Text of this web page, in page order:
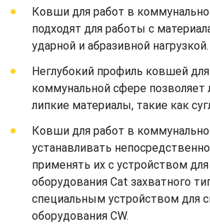
Ковши для работ в
подходят для работы с
ударной и абразивной нагрузкой.
Неглубокий профиль ковшей
коммунальной сфере позволяет
липкие материалы, такие как
Ковши для работ в
устанавливать
применять их с устройством
оборудования Cat захватного
специальным устройством для
оборудования CW.